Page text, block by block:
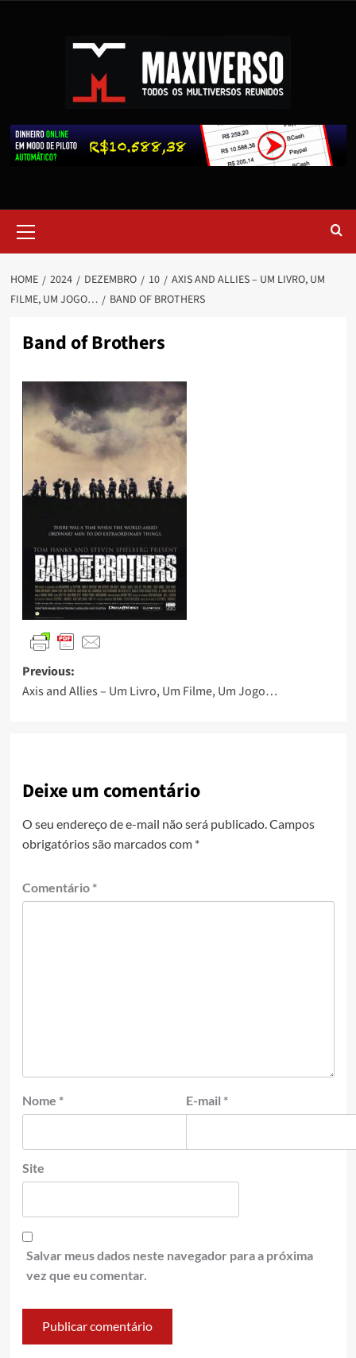
HOME 2024 DEZEMBRO 10
AXIS AND ALLIES – UM LIVRO, UM
FILME, UM JOGO…
BAND OF BROTHERS
Band of Brothers
Previous:
Axis and Allies – Um Livro, Um Filme, Um Jogo…
Deixe um comentário
O seu endereço de e-mail não será publicado. Campos
obrigatórios são marcados com *
Comentário *
Nome * E-mail *
Site
Salvar meus dados neste navegador para a próxima
vez que eu comentar.